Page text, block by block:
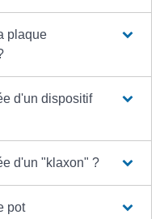
plaque
d'un dispositif
d'un "klaxon" ?
pot